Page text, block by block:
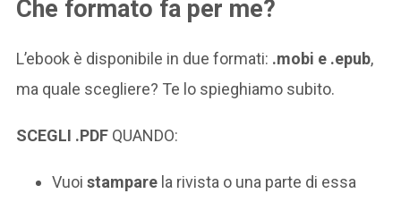
Che formato fa per me?
L’ebook è disponibile in due formati: .mobi e .epub,
ma quale scegliere? Te lo spieghiamo subito.
SCEGLI .PDF QUANDO:
Vuoi stampare la rivista o una parte di essa